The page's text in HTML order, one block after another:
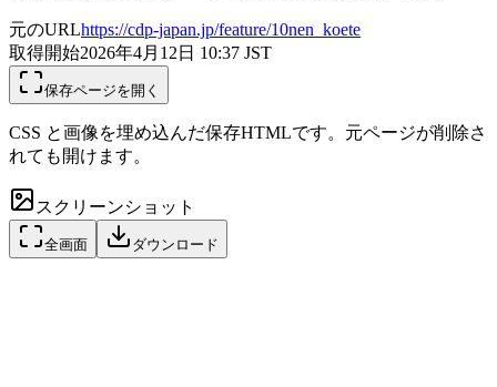
元のURLhttps://cdp-japan.jp/feature/10nen_koete
取得開始2026年4月12日 10:37 JST
保存ページを開く
CSS と画像を埋め込んだ保存HTMLです。元ページが削除さ
れても開けます。
スクリーンショット
全画面 ダウンロード